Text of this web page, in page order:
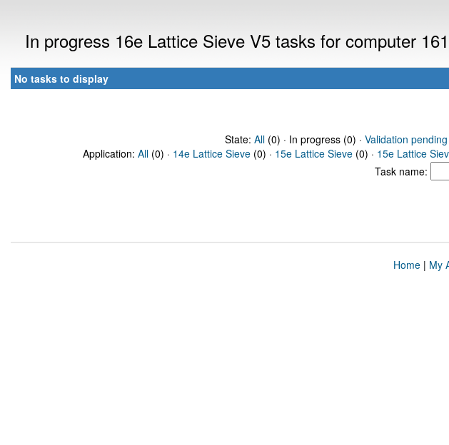
In progress 16e Lattice Sieve V5 tasks for computer
No tasks to display
State: All(0) · In progress (0) · Validation pending
Application: All (0) · 14e Lattice Sieve (0) · 15e Lattice Sieve (0) · 15e Lattice
Task name:
Home| My